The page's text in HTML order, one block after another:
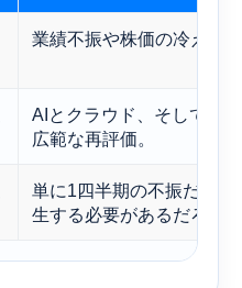
業績不振や株価の冷え込
AIとクラウド、そして中
広範な再評価。
単に1四半期の不振だけ
生する必要があるだろう。